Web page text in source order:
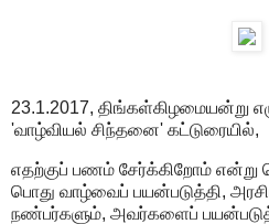
23.1.2017, திங்கள்கிழமையன்று
'வாழ்வியல் சிந்தனை' கட்டுரையில்,
எதற்குப் பணம் சேர்க்கிறோம் என்று
பொது வாழ்வைப் பயன்படுத்தி,
நண்பர்களும், அவர்களைப்